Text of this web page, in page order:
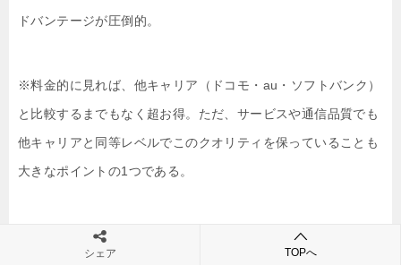
ドバンテージが圧倒的。
※料金的に見れば、他キャリア（ドコモ・au・ソフトバンク）
と比較するまでもなく超お得。ただ、サービスや通信品質でも
他キャリアと同等レベルでこのクオリティを保っていることも
大きなポイントの1つである。
シェア TOPへ